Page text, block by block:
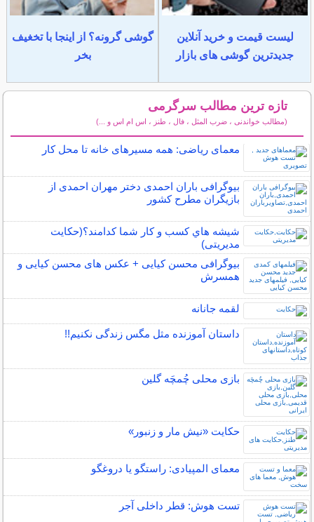
لیست قیمت و خرید آنلاین
جدیدترین گوشی های بازار
گوشی گرونه؟ از اینجا با تخغیف
بخر
تازه ترین مطالب سرگرمی
(مطالب خواندنی ، ضرب المثل ، فال ، طنز ، اس ام اس و ...)
معمای ریاضی: همه مسیرهای خانه تا محل کار
بیوگرافی باران احمدی دختر مهران احمدی از
بازیگران مطرح کشور
شيشه هاي كسب و كار شما كدامند؟(حکایت
مدیریتی)
بیوگرافی محسن کیایی + عکس های محسن کیایی و
همسرش
لقمه جانانه
داستان آموزنده مثل مگس زندگی نکنیم!!
بازی محلی چُمچَه گلین
حکایت «نیش مار و زنبور»
معمای المپیادی: راستگو یا دروغگو
تست هوش: قطر داخلی آجر